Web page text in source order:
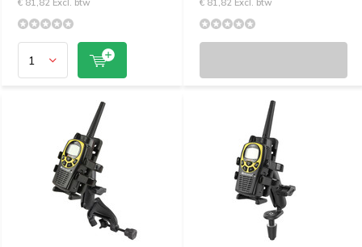
€ 81,82 Excl. btw
€ 81,82 Excl. btw